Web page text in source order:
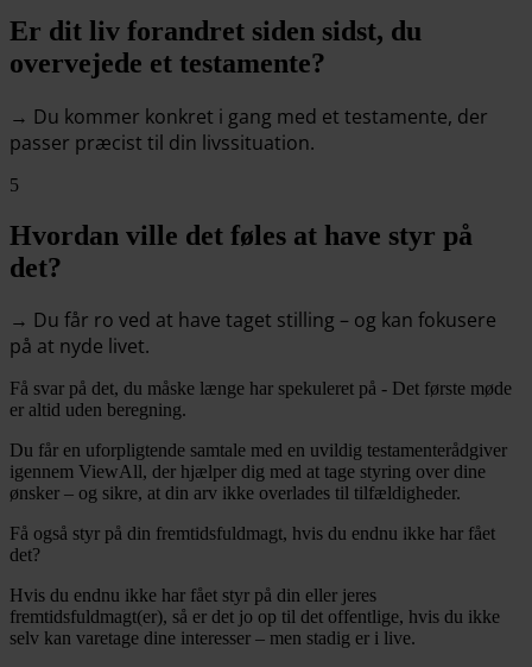
Er dit liv forandret siden sidst, du
overvejede et testamente?
→ Du kommer konkret i gang med et testamente, der
passer præcist til din livssituation.
5
Hvordan ville det føles at have styr på
det?
→ Du får ro ved at have taget stilling – og kan fokusere
på at nyde livet.
Få svar på det, du måske længe har spekuleret på - Det første møde
er altid uden beregning.
Du får en uforpligtende samtale med en uvildig testamenterådgiver
igennem ViewAll, der hjælper dig med at tage styring over dine
ønsker – og sikre, at din arv ikke overlades til tilfældigheder.
Få også styr på din fremtidsfuldmagt, hvis du endnu ikke har fået
det?
​Hvis du endnu ikke har fået styr på din eller jeres
fremtidsfuldmagt(er), så er det jo op til det offentlige, hvis du ikke
selv kan varetage dine interesser – men stadig er i live.